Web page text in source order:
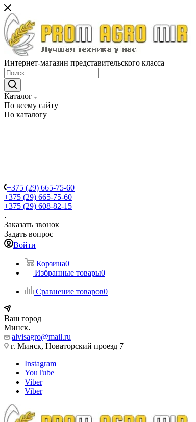
Интернет-магазин представительского класса
Каталог
По всему сайту
По каталогу
+375 (29) 665-75-60
+375 (29) 665-75-60
+375 (29) 608-82-15
Заказать звонок
Задать вопрос
Войти
Корзина0
Избранные товары0
Сравнение товаров0
Ваш город
Минск
alvisagro@mail.ru
г. Минск, Новаторский проезд 7
Instagram
YouTube
Viber
Viber